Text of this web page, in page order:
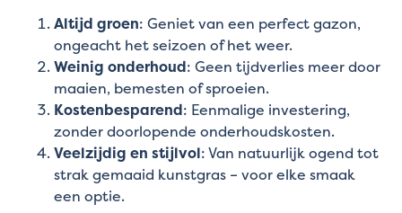
Altijd groen: Geniet van een perfect gazon,
ongeacht het seizoen of het weer.
Weinig onderhoud: Geen tijdverlies meer door
maaien, bemesten of sproeien.
Kostenbesparend: Eenmalige investering,
zonder doorlopende onderhoudskosten.
Veelzijdig en stijlvol: Van natuurlijk ogend tot
strak gemaaid kunstgras – voor elke smaak
een optie.